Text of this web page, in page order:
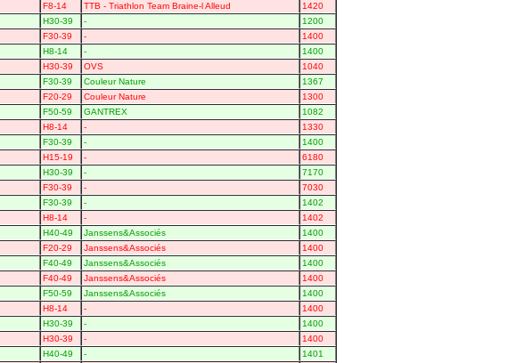
F8-14 TTB - Triathlon Team Braine-l Alleud
1420
H30-39 -
1200
F30-39 -
1400
H8-14 -
1400
H30-39 OVS
1040
F30-39 Couleur Nature
1367
F20-29 Couleur Nature
1300
F50-59 GANTREX
1082
H8-14 -
1330
F30-39 -
1400
H15-19 -
6180
H30-39 -
7170
F30-39 -
7030
F30-39 -
1402
H8-14 -
1402
H40-49 Janssens&Associés
1400
F20-29 Janssens&Associés
1400
F40-49 Janssens&Associés
1400
F40-49 Janssens&Associés
1400
F50-59 Janssens&Associés
1400
H8-14 -
1400
H30-39 -
1400
H30-39 -
1400
H40-49 -
1401